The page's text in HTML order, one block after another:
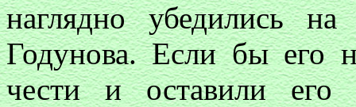
наглядно убедились
Годунова. Если бы его
чести и оставили